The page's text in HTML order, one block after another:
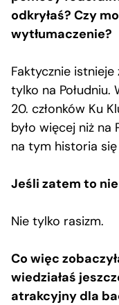
odkryłaś? Czy
wytłumaczenie?
Faktycznie
tylko na Południu.
20. członków Ku
było więcej niż na
na tym historia się
Jeśli zatem to
Nie tylko rasizm.
Co więc
wiedziałaś
atrakcyjny dla